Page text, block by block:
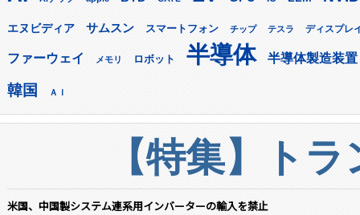
エヌビディア サムスン スマートフォン チップ テスラ ディスプレ
ファーウェイ メモリ ロボット 半導体 半導体製造装置
韓国 ＡＩ
【特集】ト
米国、中国製システム連系用インバーターの輸入を禁止